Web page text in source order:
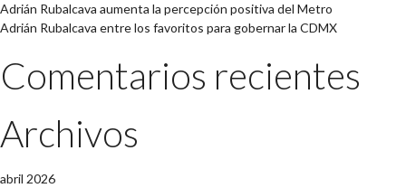
Adrián Rubalcava aumenta la percepción positiva del Metro
Adrián Rubalcava entre los favoritos para gobernar la CDMX
Comentarios recientes
Archivos
abril 2026